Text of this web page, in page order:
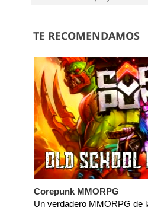
TE RECOMENDAMOS
Corepunk MMORPG
Un verdadero MMORPG de